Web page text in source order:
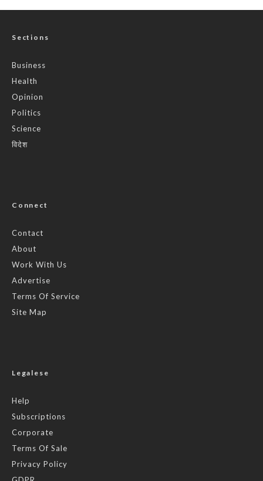
Sections
Business
Health
Opinion
Politics
Science
विदेश
Connect
Contact
About
Work With Us
Advertise
Terms Of Service
Site Map
Legalese
Help
Subscriptions
Corporate
Terms Of Sale
Privacy Policy